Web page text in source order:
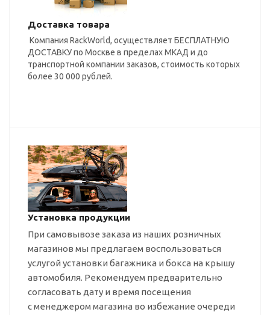
Доставка товара
Компания RackWorld, осуществляет БЕСПЛАТНУЮ
ДОСТАВКУ по Москве в пределах МКАД и до
транспортной компании заказов, стоимость которых
более 30 000 рублей.
Установка продукции
При самовывозе заказа из наших розничных
магазинов мы предлагаем воспользоваться
услугой установки багажника и бокса на крышу
автомобиля. Рекомендуем предварительно
согласовать дату и время посещения
с менеджером магазина во избежание очереди